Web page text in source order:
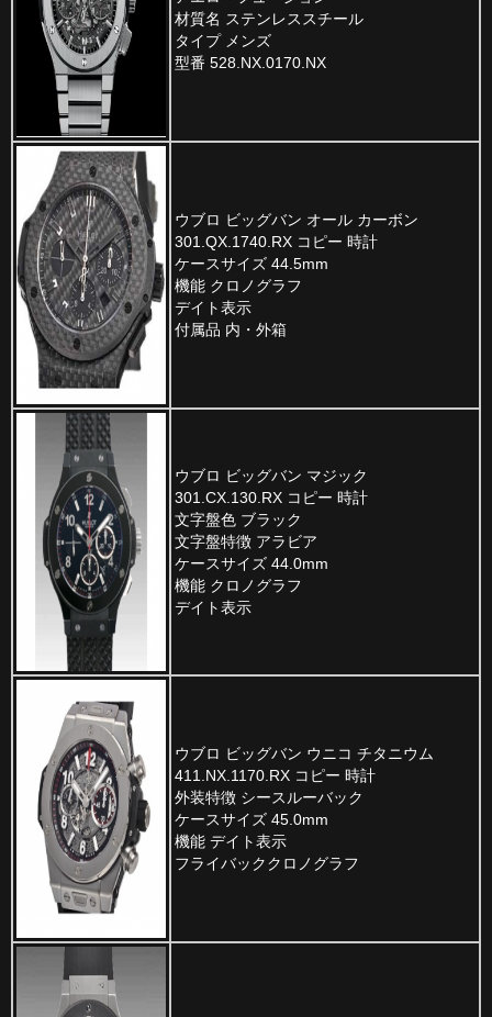
材質名 ステンレススチール
タイプ メンズ
型番 528.NX.0170.NX
ウブロ ビッグバン オール カーボン
301.QX.1740.RX コピー 時計
ケースサイズ 44.5mm
機能 クロノグラフ
デイト表示
付属品 内・外箱
ウブロ ビッグバン マジック
301.CX.130.RX コピー 時計
文字盤色 ブラック
文字盤特徴 アラビア
ケースサイズ 44.0mm
機能 クロノグラフ
デイト表示
ウブロ ビッグバン ウニコ チタニウム
411.NX.1170.RX コピー 時計
外装特徴 シースルーバック
ケースサイズ 45.0mm
機能 デイト表示
フライバッククロノグラフ